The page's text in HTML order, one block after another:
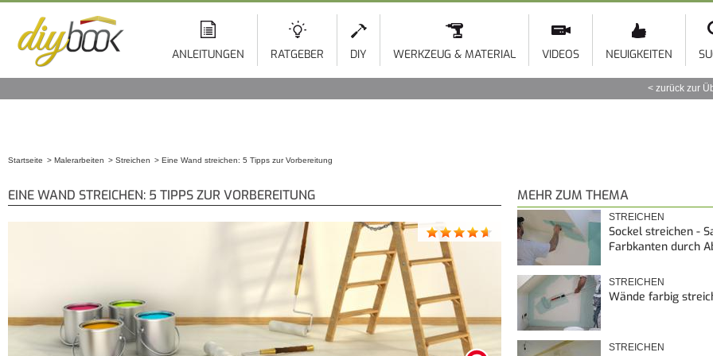
ANLEITUNGEN RATGEBER DIY WERKZEUG & MATERIAL VIDEOS NEUIGKEITEN
zurück zur
Startseite Malerarbeiten Streichen Eine Wand streichen: 5 Tipps zur Vorbereitung
EINE WAND STREICHEN: 5 TIPPS ZUR VORBEREITUNG MEHR ZUM THEMA
STREICHEN
Sockel streichen -
Farbkanten durch
STREICHEN
Wände farbig
STREICHEN